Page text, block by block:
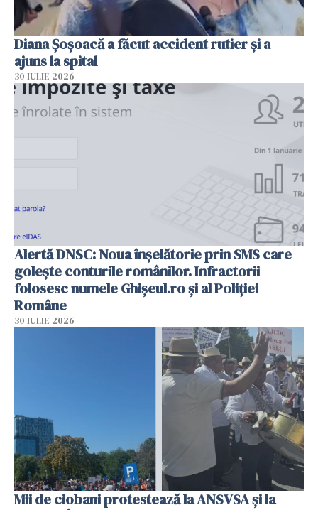
Diana Șoșoacă a făcut accident rutier și a
ajuns la spital
30 IULIE 2026
Alertă DNSC: Noua înșelătorie prin SMS care
golește conturile românilor. Infractorii
folosesc numele Ghișeul.ro și al Poliției
Române
30 IULIE 2026
Mii de ciobani protestează la ANSVSA și la